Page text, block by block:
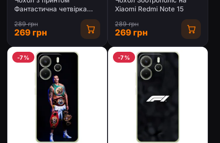
Фантастична четвірка
для Xiaomi Redmi Note 15
289 грн
269 грн
Xiaomi Redmi Note 15
289 грн
269 грн
-7% -7%